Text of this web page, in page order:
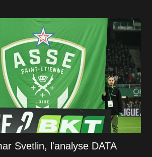
Svetlin, l'analyse DATA